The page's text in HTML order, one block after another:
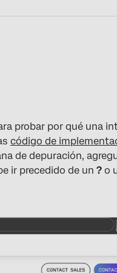
probar por qué una
código de
de depuración,
ir precedido de un? o